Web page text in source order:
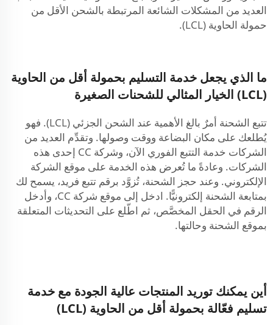
العديد من المشكلات الشائعة المرتبطة بالشحن الأقل من
حمولة الحاوية (LCL).
ما الذي يجعل خدمة التسليم بحمولة أقل من الحاوية
(LCL) الخيار المثالي للشحنات الصغيرة
تتبع الشحنة أمرٌ بالغ الأهمية عند الشحن الجزئي (LCL). فهو
يُطلعك على مكان البضاعة ووقت وصولها. وتقدِّم العديد من
الشركات خدمة التتبع الفوري الآن، وشركة CC إحدى هذه
الشركات. وعادةً ما تُعرض هذه الخدمة على موقع الشركة
الإلكتروني. وعند حجز الشحنة، تُزوَّد برقم تتبع فريد، يسمح لك
بمتابعة الشحنة إلكترونيًّا. ادخل إلى موقع شركة CC، وأدخل
الرقم في الحقل المخصَّص، ثم اطّلع على التحديثات المتعلقة
بموقع الشحنة وحالتها.
أين يمكنك توريد المنتجات عالية الجودة مع خدمة
تسليم فعّالة بحمولة أقل من الحاوية (LCL)